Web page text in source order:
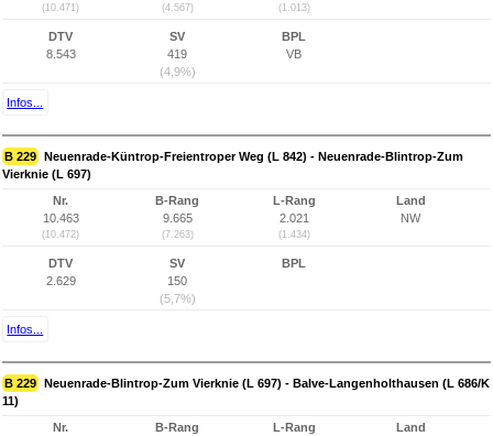
(10.471) (4.567) (1.013)
DTV
8.543
SV
419
(4,9%)
BPL
VB
Infos...
B 229 Neuenrade-Küntrop-Freientroper Weg (L 842) - Neuenrade-Blintrop-Zum
Vierknie (L 697)
Nr.
10.463
(10.472)
B-Rang
9.665
(7.263)
L-Rang
2.021
(1.434)
Land
NW
DTV
2.629
SV
150
(5,7%)
BPL
Infos...
B 229 Neuenrade-Blintrop-Zum Vierknie (L 697) - Balve-Langenholthausen (L 686/K
11)
Nr.
B-Rang
L-Rang
Land